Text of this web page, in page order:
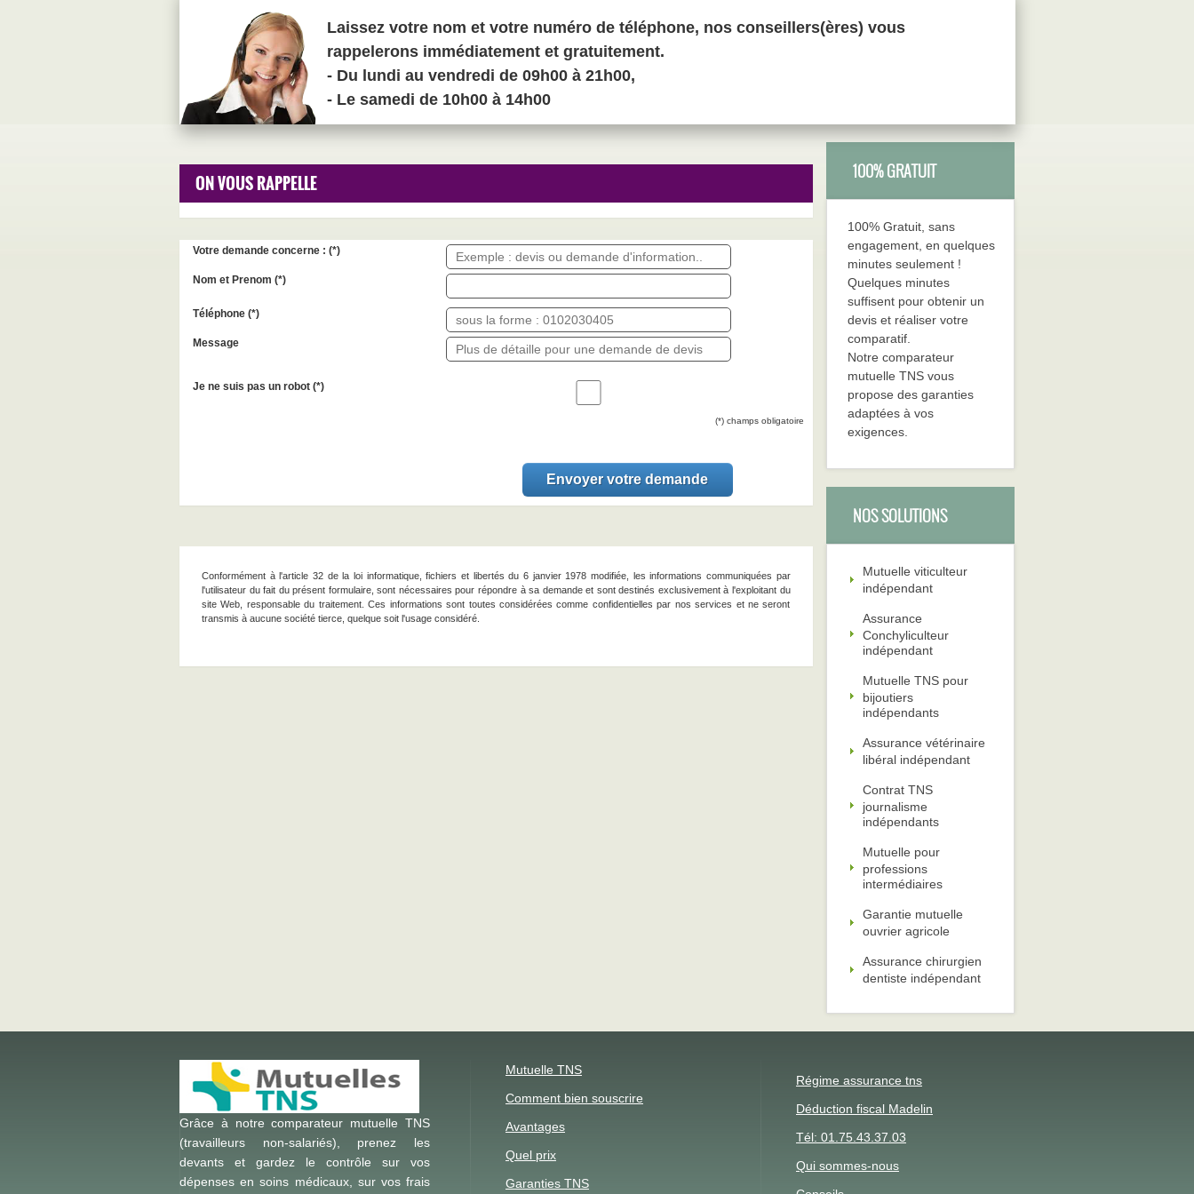
Laissez votre nom et votre numéro de téléphone, nos conseillers(ères) vous
rappelerons immédiatement et gratuitement.
- Du lundi au vendredi de 09h00 à 21h00,
- Le samedi de 10h00 à 14h00
ON VOUS RAPPELLE
Votre demande concerne : (*)
Nom et Prenom (*)
Téléphone (*)
Message
Je ne suis pas un robot (*)
(*) champs obligatoire
Conformément à l'article 32 de la loi informatique, fichiers et libertés du 6 janvier 1978 modifiée, les informations communiquées par
l'utilisateur du fait du présent formulaire, sont nécessaires pour répondre à sa demande et sont destinés exclusivement à l'exploitant du
site Web, responsable du traitement. Ces informations sont toutes considérées comme confidentielles par nos services et ne seront
transmis à aucune société tierce, quelque soit l'usage considéré.
100% GRATUIT
100% Gratuit, sans
engagement, en quelques
minutes seulement !
Quelques minutes
suffisent pour obtenir un
devis et réaliser votre
comparatif.
Notre comparateur
mutuelle TNS vous
propose des garanties
adaptées à vos
exigences.
NOS SOLUTIONS
Mutuelle viticulteur
indépendant
Assurance
Conchyliculteur
indépendant
Mutuelle TNS pour
bijoutiers
indépendants
Assurance vétérinaire
libéral indépendant
Contrat TNS
journalisme
indépendants
Mutuelle pour
professions
intermédiaires
Garantie mutuelle
ouvrier agricole
Assurance chirurgien
dentiste indépendant
Grâce à notre comparateur mutuelle TNS
(travailleurs non-salariés), prenez les
devants et gardez le contrôle sur vos
dépenses en soins médicaux, sur vos frais
Mutuelle TNS
Comment bien souscrire
Avantages
Quel prix
Garanties TNS
Régime assurance tns
Déduction fiscal Madelin
Tél: 01.75.43.37.03
Qui sommes-nous